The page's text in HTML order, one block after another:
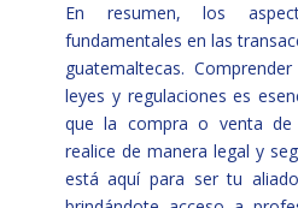
En resumen, los
fundamentales en las
guatemaltecas.
leyes y regulaciones es
que la compra o venta de
realice de manera legal y
está aquí para ser tu